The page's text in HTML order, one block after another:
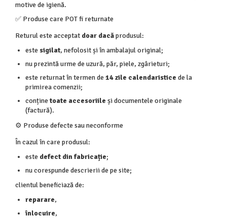
motive de igienă.
✅ Produse care POT fi returnate
Returul este acceptat doar dacăprodusul:
este sigilat, nefolosit și în ambalajul original;
nu prezintă urme de uzură, păr, piele, zgârieturi;
este returnat în termen de 14 zile calendaristice de la
primirea comenzii;
conținetoate accesoriile și documentele originale
(factură).
⚙️ Produse defecte sau neconforme
În cazul în care produsul:
este defect din fabricație;
nu corespunde descrierii de pe site;
clientul beneficiază de:
reparare,
înlocuire,